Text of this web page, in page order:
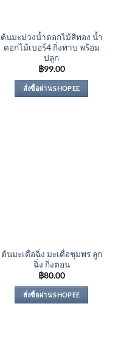
ต้นมะม่วงน้ำดอกไม้สีทอง น้ำ
ดอกไม้เบอร์4 กิ่งทาบ พร้อม
ปลูก
฿99.00
สั่งซื้อผ่าน SHOPEE
ต้นมะเดื่อฉิ่ง มะเดื่อชุมพร ลูก
ฉิ่ง กิ่งตอน
฿80.00
สั่งซื้อผ่าน SHOPEE